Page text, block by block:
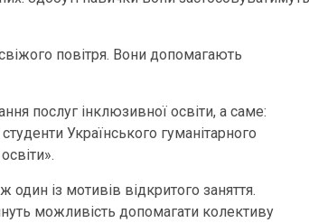
повітря. Вони допомагають
послуг інклюзивної освіти, а саме:
Українського гуманітарного
із мотивів відкритого заняття.
можливість допомагати колективу